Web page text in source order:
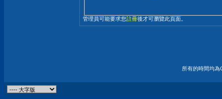
管理員可能要求您註冊後才可瀏覽此頁面。
所有的時間均為